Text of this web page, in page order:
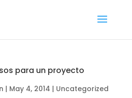
para un proyecto
| May 4, 2014 | Uncategorized